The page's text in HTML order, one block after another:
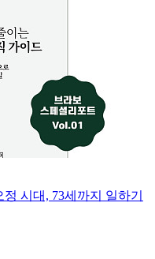
시대, 73세까지 일하기